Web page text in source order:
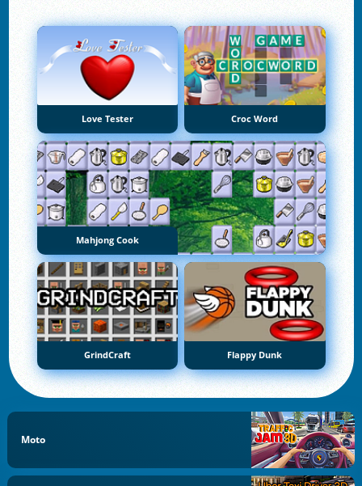
Love Tester Croc Word
Mahjong Cook
GrindCraft Flappy Dunk
Moto